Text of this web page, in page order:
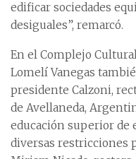
edificar sociedades
desiguales”, remarcó.
En el Complejo
Lomelí Vanegas
presidente Calzoni,
de Avellaneda,
educación superior de
diversas restricciones